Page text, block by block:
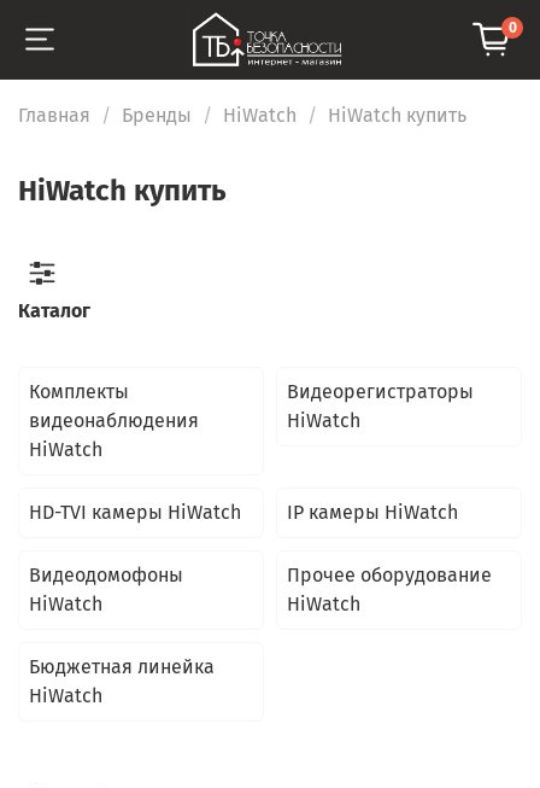
0
Главная Бренды HiWatch HiWatch купить
HiWatch купить
Комплекты
видеонаблюдения
HiWatch
Видеорегистраторы
HiWatch
HD-TVI камеры HiWatch IP камеры HiWatch
Видеодомофоны
HiWatch
Прочее оборудование
HiWatch
Бюджетная линейка
HiWatch
Каталог